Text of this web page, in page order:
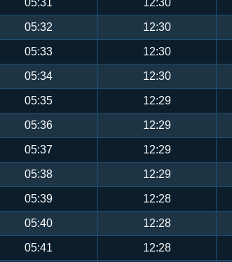
05:32 12:30
05:33 12:30
05:34 12:30
05:35 12:29
05:36 12:29
05:37 12:29
05:38 12:29
05:39 12:28
05:40 12:28
05:41 12:28